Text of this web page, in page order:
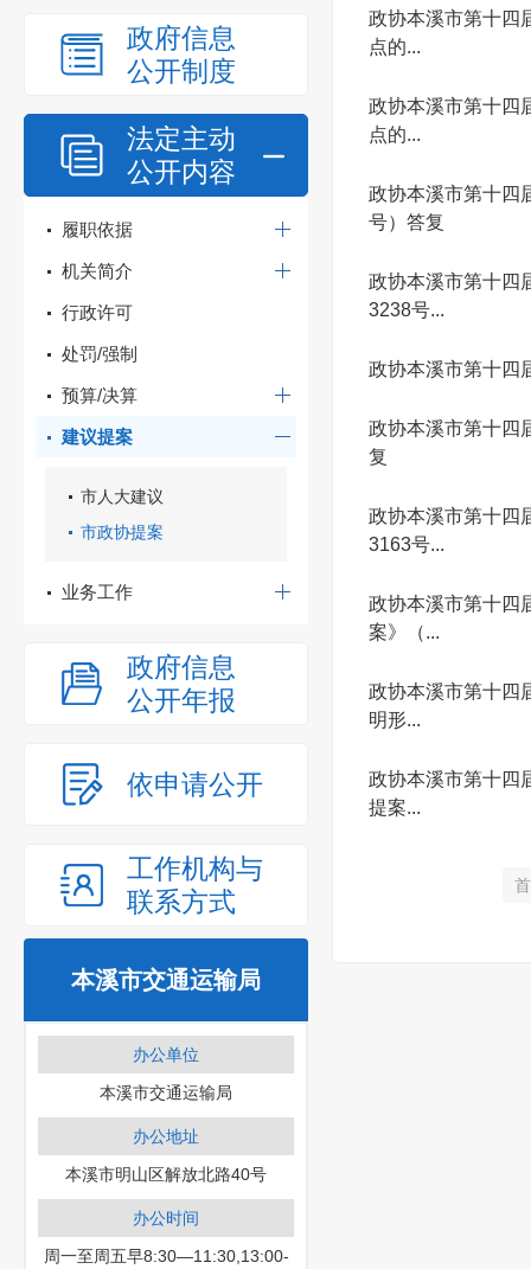
政府信息
公开制度
法定主动
公开内容
履职依据
机关简介
行政许可
处罚/强制
预算/决算
建议提案
市人大建议
市政协提案
业务工作
政府信息
公开年报
依申请公开
工作机构与
联系方式
本溪市交通运输局
办公单位
本溪市交通运输局
办公地址
本溪市明山区解放北路40号
办公时间
周一至周五早8:30—11:30,13:00-
政协本溪市第十四
点的...
政协本溪市第十四
点的...
政协本溪市第十四
号）答复
政协本溪市第十四
3238号...
政协本溪市第十四
政协本溪市第十四
复
政协本溪市第十四
3163号...
政协本溪市第十四
案》（...
政协本溪市第十四
明形...
政协本溪市第十四
提案...